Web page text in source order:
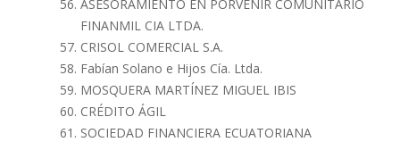
ASESORAMIENTO EN PORVENIR COMUNITARIO
FINANMIL CIA LTDA.
CRISOL COMERCIAL S.A.
Fabían Solano e Hijos Cía. Ltda.
MOSQUERA MARTÍNEZ MIGUEL IBIS
CRÉDITO ÁGIL
SOCIEDAD FINANCIERA ECUATORIANA